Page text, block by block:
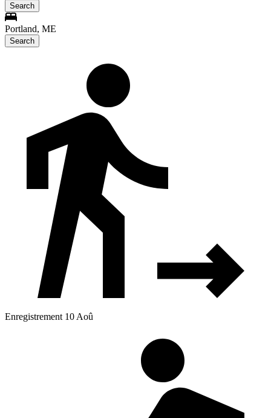
Search
Portland, ME
Search
Enregistrement 10 Aoû